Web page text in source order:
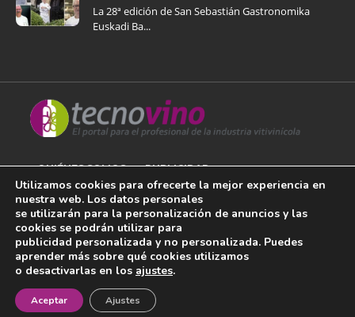
La 28ª edición de San Sebastián Gastronomika
Euskadi Ba...
QUIÉNES SOMOS PUBLICIDAD
AVISO LEGAL
POLÍTICA DE COOKIES
POLÍTICA DE PRIVACIDAD
CONTACTO¡Newsletter!
Utilizamos cookies para ofrecerte la mejor experiencia en
nuestra web. Los datos personales
se utilizarán para la personalización de anuncios y las
cookies se podrán utilizar para
publicidad personalizada y no personalizada. Puedes
aprender más sobre qué cookies utilizamos
o desactivarlas en los ajustes.
Aceptar Ajustes